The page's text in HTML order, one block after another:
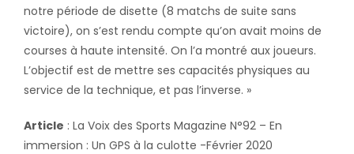
notre période de disette (8 matchs de suite sans
victoire), on s’est rendu compte qu’on avait moins de
courses à haute intensité. On l’a montré aux joueurs.
L’objectif est de mettre ses capacités physiques au
service de la technique, et pas l’inverse. »
Article : La Voix des Sports Magazine N°92 – En
immersion : Un GPS à la culotte -Février 2020